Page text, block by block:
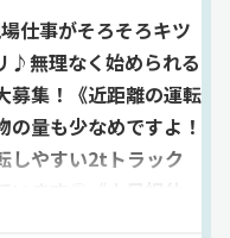
仕事がそろそろキツ
♪無理なく始められる
募集！《近距離の運転
量も少なめですよ！
しやすい2tトラック
います◎《土日祝休